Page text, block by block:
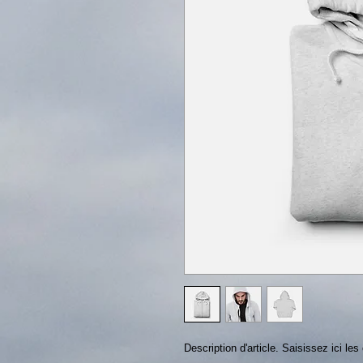
Description d'article. Saisissez ici